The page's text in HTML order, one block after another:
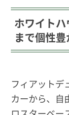
ホワイト
まで個性豊
フィアットデ
カーから、自